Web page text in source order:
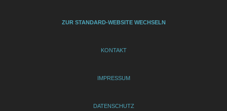
ZUR STANDARD-WEBSITE WECHSELN
KONTAKT
IMPRESSUM
DATENSCHUTZ